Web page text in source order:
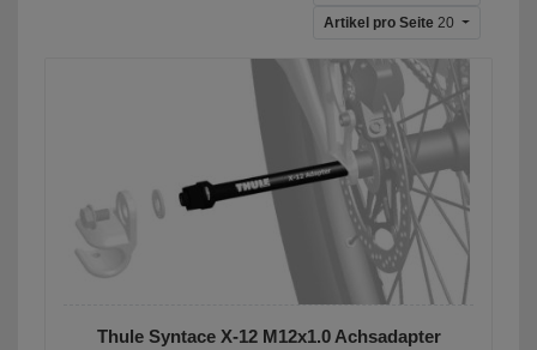
Artikel pro Seite 20
Thule Syntace X-12 M12x1.0 Achsadapter